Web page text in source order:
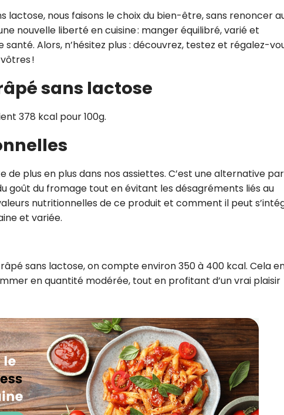
lactose, nous faisons le choix du bien-être, sans renoncer
nouvelle liberté en cuisine : manger équilibré, varié et
Alors, n’hésitez plus : découvrez, testez et régalez-
!
sans lactose
378 kcal pour 100g.
de plus en plus dans nos assiettes. C’est une alternative
goût du fromage tout en évitant les désagréments liés au
nutritionnelles de ce produit et comment il peut
et variée.
sans lactose, on compte environ 350 à 400 kcal. Cela
en quantité modérée, tout en profitant d’un vrai plaisir